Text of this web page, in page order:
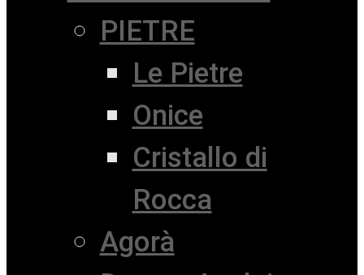
PIETRE
Le Pietre
Onice
Cristallo di
Rocca
Agorà